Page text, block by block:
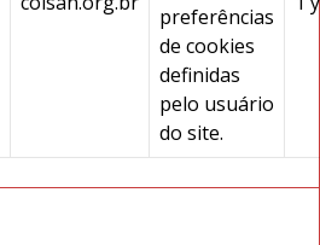
preferências
de cookies
definidas
pelo usuário
do site.